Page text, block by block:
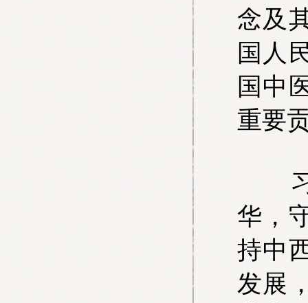
念及
国人
国中
重要
习
华，
持中
发展